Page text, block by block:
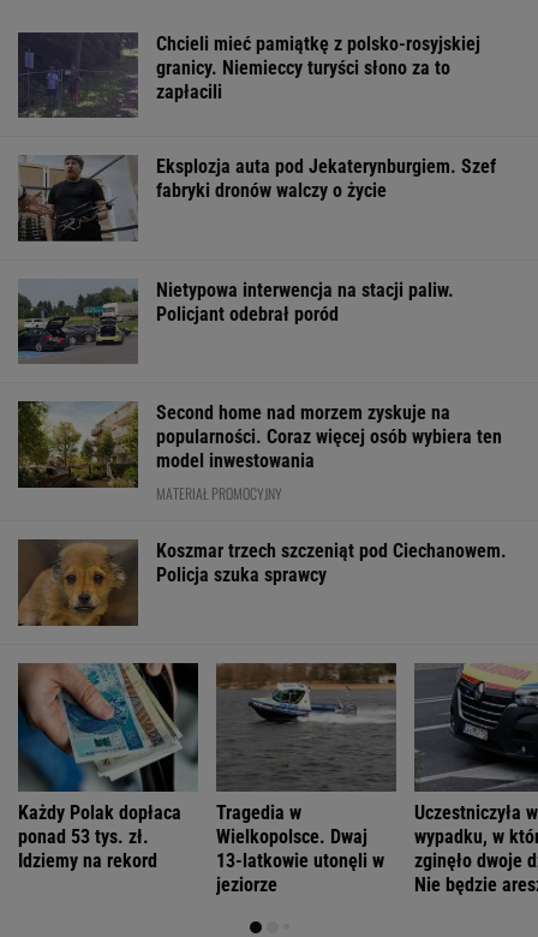
Chcieli mieć pamiątkę z polsko-rosyjskiej
granicy. Niemieccy turyści słono za to
zapłacili
Eksplozja auta pod Jekaterynburgiem. Szef
fabryki dronów walczy o życie
Nietypowa interwencja na stacji paliw.
Policjant odebrał poród
Second home nad morzem zyskuje na
popularności. Coraz więcej osób wybiera ten
model inwestowania
MATERIAŁ PROMOCYJNY
Koszmar trzech szczeniąt pod Ciechanowem.
Policja szuka sprawcy
Każdy Polak dopłaca
ponad 53 tys. zł.
Idziemy na rekord
Tragedia w
Wielkopolsce. Dwaj
13-latkowie utonęli w
jeziorze
Uczestniczyła w
wypadku, w
zginęło dwoje
Nie będzie